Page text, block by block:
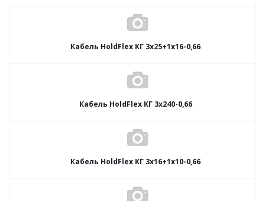
Кабель HoldFlex КГ 3x25+1x16-0,66
Кабель HoldFlex КГ 3x240-0,66
Кабель HoldFlex КГ 3x16+1x10-0,66